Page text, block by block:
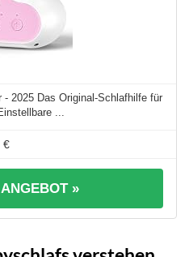
- 2025 Das Original-Schlafhilfe für
...
€
»